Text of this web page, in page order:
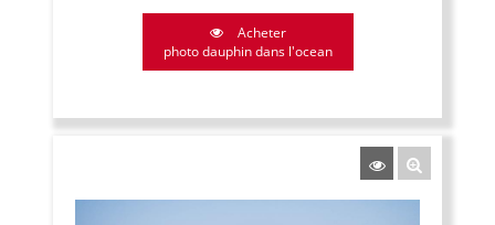
Acheter
photo dauphin dans l'ocean